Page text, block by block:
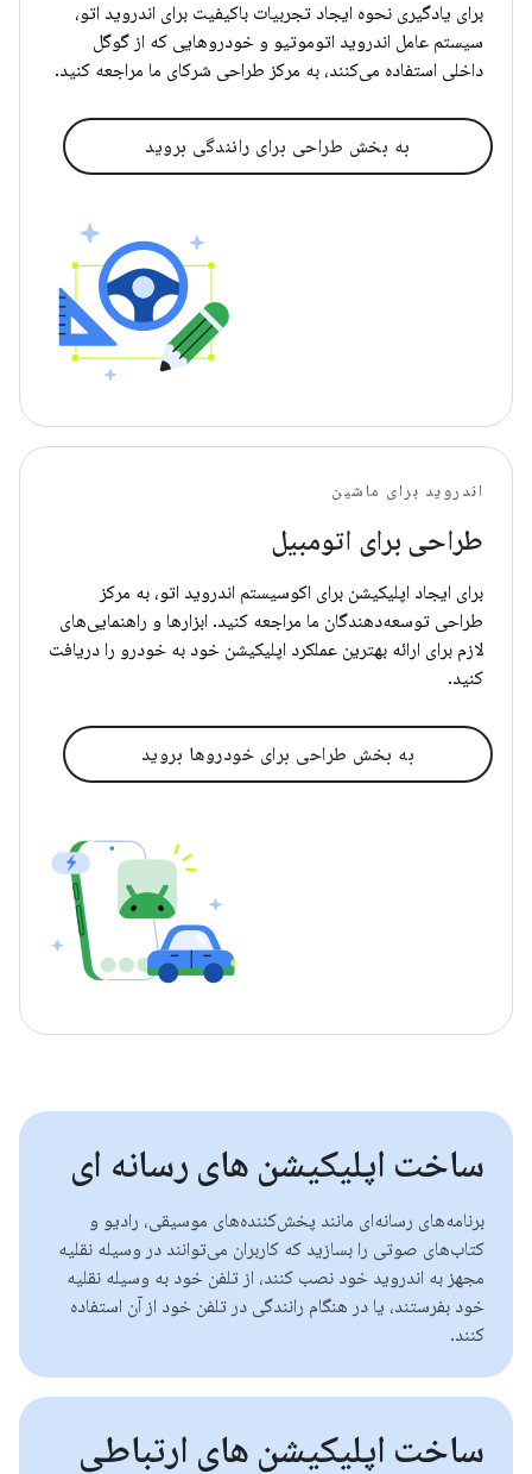
برای یادگیری نحوه ایجاد تجربیات باکیفیت برای اندروید اتو،
سیستم عامل اندروید اتوموتیو و خودروهایی که از گوگل
داخلی استفاده می‌کنند، به مرکز طراحی شرکای ما مراجعه کنید.
به بخش طراحی برای رانندگی بروید
اندروید برای ماشین
طراحی برای اتومبیل
برای ایجاد اپلیکیشن برای اکوسیستم اندروید اتو، به مرکز
طراحی توسعه‌دهندگان ما مراجعه کنید. ابزارها و راهنمایی‌های
لازم برای ارائه بهترین عملکرد اپلیکیشن خود به خودرو را دریافت
کنید.
به بخش طراحی برای خودروها بروید
ساخت اپلیکیشن های رسانه ای
برنامه‌های رسانه‌ای مانند پخش‌کننده‌های موسیقی، رادیو و
کتاب‌های صوتی را بسازید که کاربران می‌توانند در وسیله نقلیه
مجهز به اندروید خود نصب کنند، از تلفن خود به وسیله نقلیه
خود بفرستند، یا در هنگام رانندگی در تلفن خود از آن استفاده
کنند.
ساخت اپلیکیشن های ارتباطی